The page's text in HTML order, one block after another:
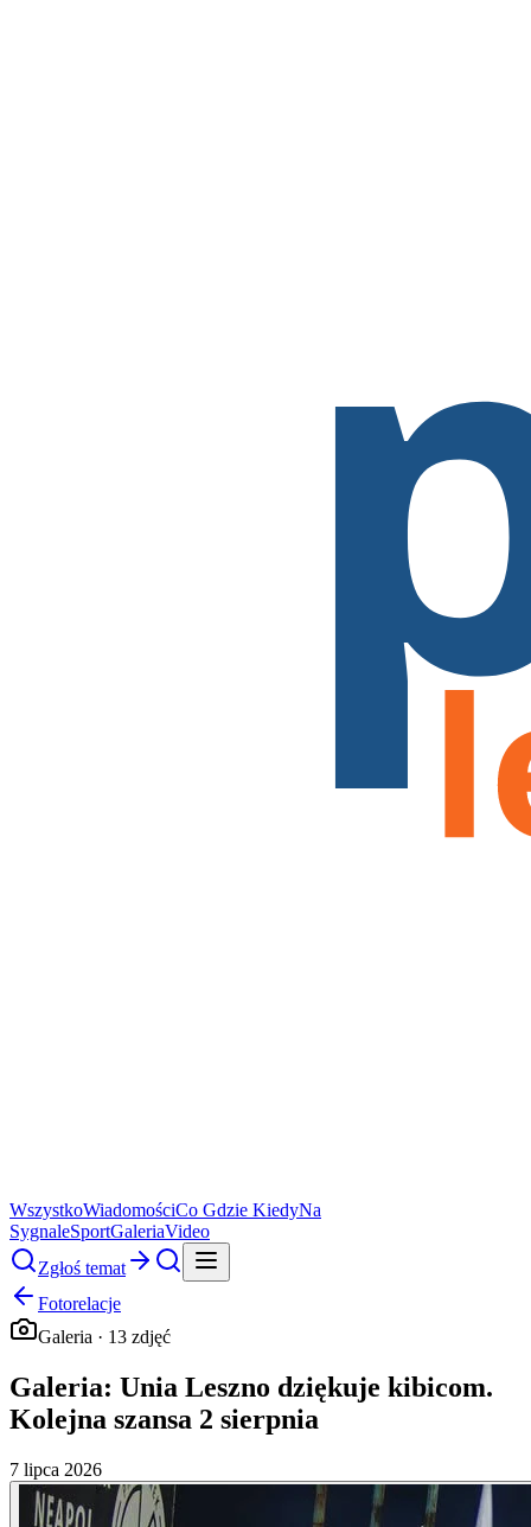
WszystkoWiadomościCo Gdzie KiedyNa
SygnaleSportGaleriaVideo
Zgłoś temat
Fotorelacje
Galeria · 13 zdjęć
Galeria: Unia Leszno dziękuje kibicom.
Kolejna szansa 2 sierpnia
7 lipca 2026